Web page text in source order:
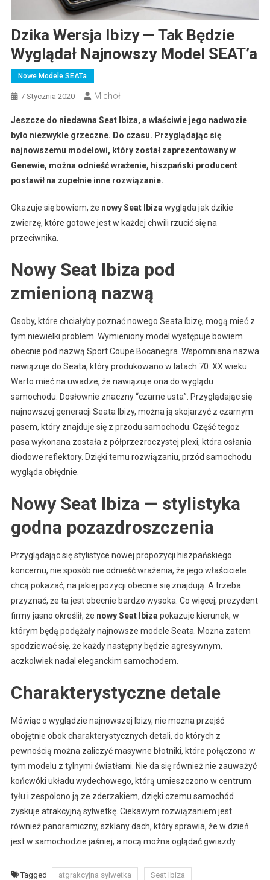
Dzika Wersja Ibizy — Tak Będzie
Wyglądał Najnowszy Model SEAT’a
Nowe Modele SEATa
7 Stycznia 2020 Michoł
Jeszcze do niedawna Seat Ibiza, a właściwie jego nadwozie
było niezwykle grzeczne. Do czasu. Przyglądając się
najnowszemu modelowi, który został zaprezentowany w
Genewie, można odnieść wrażenie, hiszpański producent
postawił na zupełnie inne rozwiązanie.
Okazuje się bowiem, że nowy Seat Ibiza wygląda jak dzikie
zwierzę, które gotowe jest w każdej chwili rzucić się na
przeciwnika.
Nowy Seat Ibiza pod
zmienioną nazwą
Osoby, które chciałyby poznać nowego Seata Ibizę, mogą mieć z
tym niewielki problem. Wymieniony model występuje bowiem
obecnie pod nazwą Sport Coupe Bocanegra. Wspomniana nazwa
nawiązuje do Seata, który produkowano w latach 70. XX wieku.
Warto mieć na uwadze, że nawiązuje ona do wyglądu
samochodu. Dosłownie znaczny “czarne usta”. Przyglądając się
najnowszej generacji Seata Ibizy, można ją skojarzyć z czarnym
pasem, który znajduje się z przodu samochodu. Część tegoż
pasa wykonana została z półprzezroczystej plexi, która osłania
diodowe reflektory. Dzięki temu rozwiązaniu, przód samochodu
wygląda obłędnie.
Nowy Seat Ibiza — stylistyka
godna pozazdroszczenia
Przyglądając się stylistyce nowej propozycji hiszpańskiego
koncernu, nie sposób nie odnieść wrażenia, że jego właściciele
chcą pokazać, na jakiej pozycji obecnie się znajdują. A trzeba
przyznać, że ta jest obecnie bardzo wysoka. Co więcej, prezydent
firmy jasno określił, że nowy Seat Ibiza pokazuje kierunek, w
którym będą podążały najnowsze modele Seata. Można zatem
spodziewać się, że każdy następny będzie agresywnym,
aczkolwiek nadal eleganckim samochodem.
Charakterystyczne detale
Mówiąc o wyglądzie najnowszej Ibizy, nie można przejść
obojętnie obok charakterystycznych detali, do których z
pewnością można zaliczyć masywne błotniki, które połączono w
tym modelu z tylnymi światłami. Nie da się również nie zauważyć
końcwóki układu wydechowego, którą umieszczono w centrum
tyłu i zespolono ją ze zderzakiem, dzięki czemu samochód
zyskuje atrakcyjną sylwetkę. Ciekawym rozwiązaniem jest
również panoramiczny, szklany dach, który sprawia, że w dzień
jest w samochodzie jaśniej, a nocą można oglądać gwiazdy.
Tagged atgrakcyjna sylwetka Seat Ibiza